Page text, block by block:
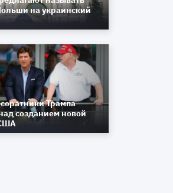
на украинский
Трампа
созданием новой